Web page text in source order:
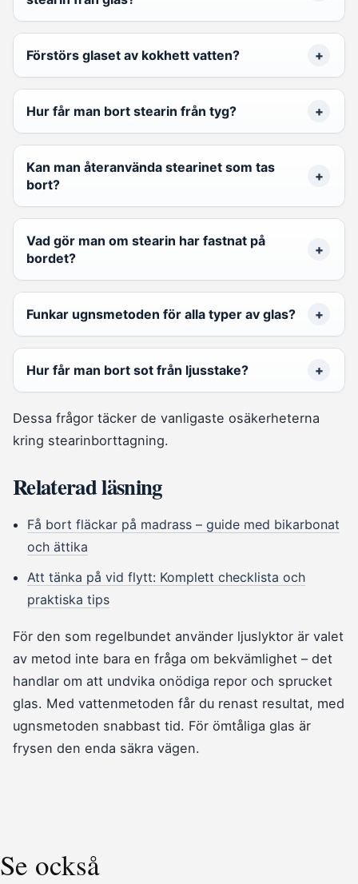
Förstörs glaset av kokhett vatten?
Hur får man bort stearin från tyg?
Kan man återanvända stearinet som tas
bort?
Vad gör man om stearin har fastnat på
bordet?
Funkar ugnsmetoden för alla typer av glas?
Hur får man bort sot från ljusstake?
Dessa frågor täcker de vanligaste osäkerheterna
kring stearinborttagning.
Relaterad läsning
Få bort fläckar på madrass – guide med bikarbonat
och ättika
Att tänka på vid flytt: Komplett checklista och
praktiska tips
För den som regelbundet använder ljuslyktor är valet
av metod inte bara en fråga om bekvämlighet – det
handlar om att undvika onödiga repor och sprucket
glas. Med vattenmetoden får du renast resultat, med
ugnsmetoden snabbast tid. För ömtåliga glas är
frysen den enda säkra vägen.
Se också